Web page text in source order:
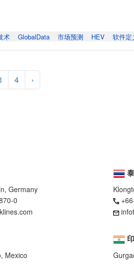
术 GlobalData 市场预测 HEV 软件定
4 ›
Mexico
Germany
0